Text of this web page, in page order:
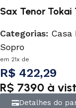
Sax Tenor Tokai
Categorias: Casa
Sopro
em 21x de
R$ 422,29
R$ 7390 à
Detalhes do